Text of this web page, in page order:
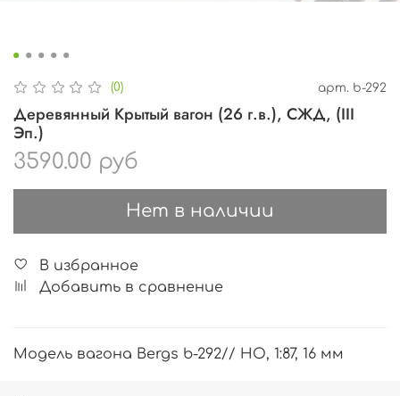
(0) арт. b-292
Деревянный Крытый вагон (26 г.в.), СЖД, (III
Эп.)
3590.00 руб
Нет в наличии
В избранное
Добавить в сравнение
Модель вагона Bergs b-292// HO, 1:87, 16 мм